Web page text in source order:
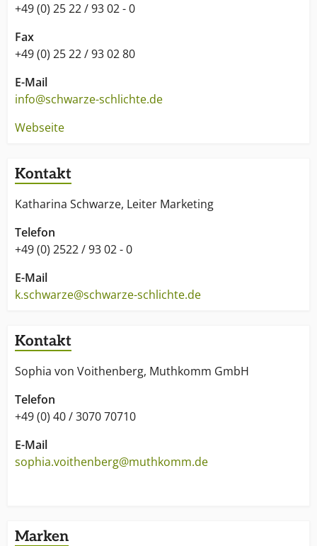
+49 (0) 25 22 / 93 02 - 0
Fax
+49 (0) 25 22 / 93 02 80
E-Mail
info@schwarze-schlichte.de
Webseite
Kontakt
Katharina Schwarze, Leiter Marketing
Telefon
+49 (0) 2522 / 93 02 - 0
E-Mail
k.schwarze@schwarze-schlichte.de
Kontakt
Sophia von Voithenberg, Muthkomm GmbH
Telefon
+49 (0) 40 / 3070 70710
E-Mail
sophia.voithenberg@muthkomm.de
Marken